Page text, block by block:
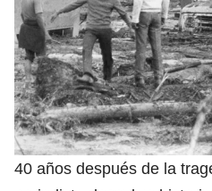
40 años después de la